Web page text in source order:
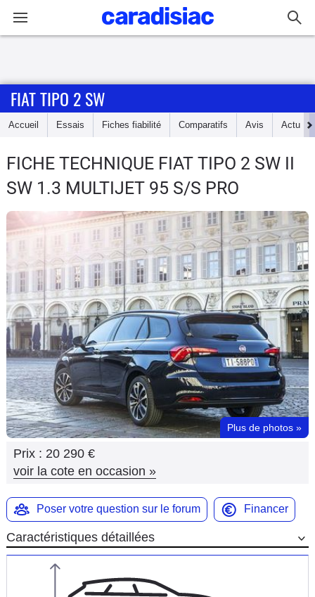
Accueil
Essais
Guide
Electriques
Utilitaires
Flottes
Auto
Services
Forum
Moto
Marques
FIAT TIPO 2 SW
Accueil Essais Fiches fiabilité Comparatifs Avis Actu
FICHE TECHNIQUE FIAT TIPO 2 SW II
SW 1.3 MULTIJET 95 S/S PRO
Plus de photos »
Prix : 20 290 €
voir la cote en occasion »
Poser votre question sur le forum Financer
Caractéristiques détaillées